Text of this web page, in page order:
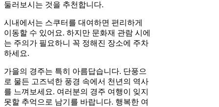
둘러보시는 것을 추천합니다.
시내에서는 스쿠터를 대여하면 편리하게
이동할 수 있어요. 하지만 문화재 관람 시에
는 주의가 필요하니 꼭 정해진 장소에 주차
하세요.
가을의 경주는 특히 아름답습니다. 단풍으
로 물든 고즈넉한 풍경 속에서 천년의 역사
를 느껴보세요. 여러분의 경주 여행이 잊지
못할 추억으로 남기를 바랍니다. 행복한 여